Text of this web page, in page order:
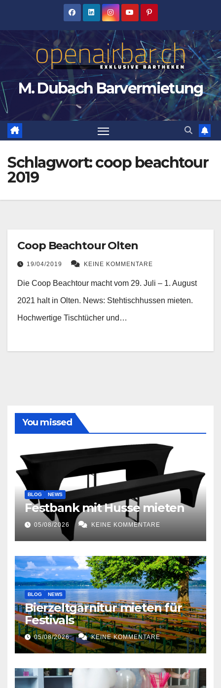
M. Dubach Barvermietung
Schlagwort:coop beachtour
2019
Coop Beachtour Olten
19/04/2019 KEINE KOMMENTARE
Die Coop Beachtour macht vom 29. Juli – 1. August
2021 halt in Olten. News: Stehtischhussen mieten.
Hochwertige Tischtücher und…
You missed
BLOG NEWS
Festbank mit Husse mieten
05/08/2026 KEINE KOMMENTARE
BLOG NEWS
Bierzeltgarnitur mieten für
Festivals
05/08/2026 KEINE KOMMENTARE